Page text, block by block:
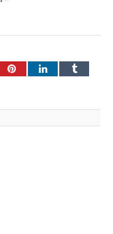
PinterestLinkedInTumblr